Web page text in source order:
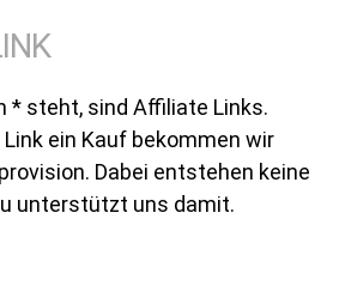
* steht, sind Affiliate Links.
ein Kauf bekommen wir
Dabei entstehen keine
unterstützt uns damit.